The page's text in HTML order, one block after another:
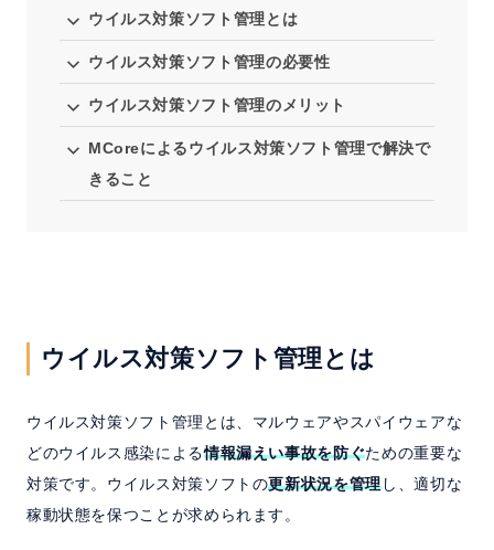
セミナー
お問い合わせ
ウイルス対策ソフト管理とは
ウイルス対策ソフト管理の必要性
ウイルス対策ソフト管理のメリット
MCoreによるウイルス対策ソフト管理で解決で
きること
ウイルス対策ソフト管理とは
ウイルス対策ソフト管理とは、マルウェアやスパイウェアな
どのウイルス感染による情報漏えい事故を防ぐための重要な
対策です。ウイルス対策ソフトの更新状況を管理し、適切な
稼動状態を保つことが求められます。